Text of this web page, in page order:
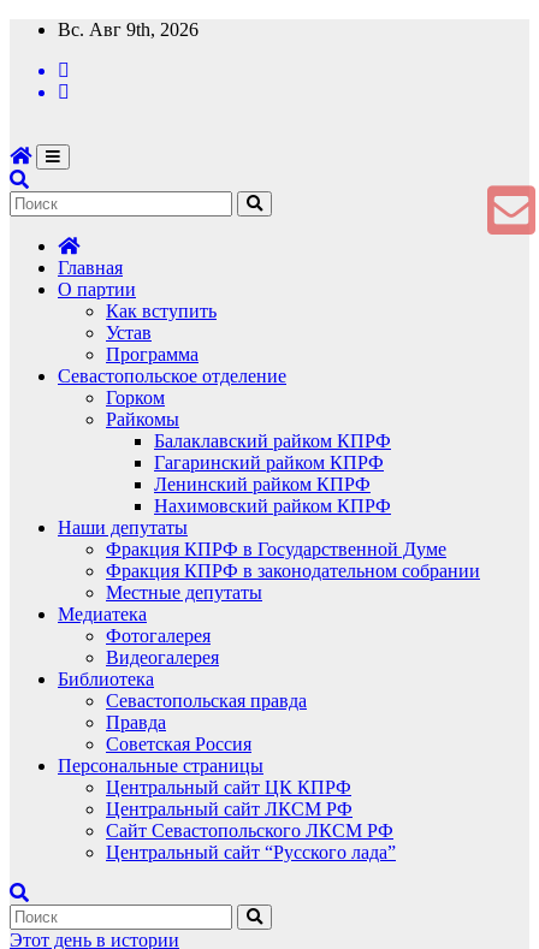
Перейти
содержимому
Вс. Авг 9th, 2026
Главная
О партии
Как вступить
Устав
Программа
Севастопольское отделение
Горком
Райкомы
Балаклавский райком КПРФ
Гагаринский райком КПРФ
Ленинский райком КПРФ
Нахимовский райком КПРФ
Наши депутаты
Фракция КПРФ в Государственной Думе
Фракция КПРФ в законодательном собрании
Местные депутаты
Медиатека
Фотогалерея
Видеогалерея
Библиотека
Севастопольская правда
Правда
Советская Россия
Персональные страницы
Центральный сайт ЦК КПРФ
Центральный сайт ЛКСМ РФ
Сайт Севастопольского ЛКСМ РФ
Центральный сайт “Русского лада”
Этот день в истории